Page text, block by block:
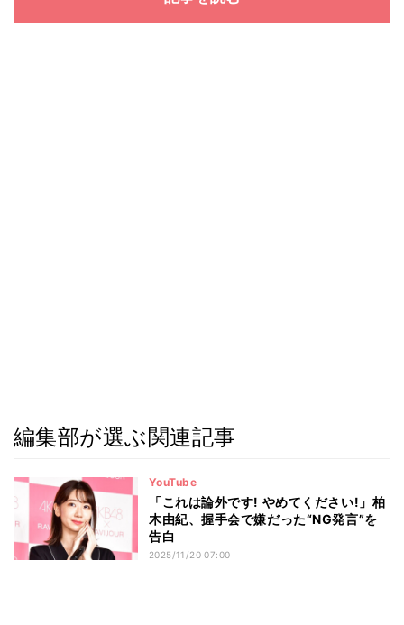
編集部が選ぶ関連記事
YouTube
「これは論外です! やめてください!」柏
木由紀、握手会で嫌だった“NG発言”を
告白
2025/11/20 07:00